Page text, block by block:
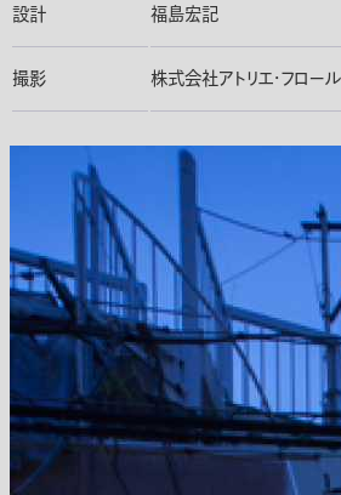
設計 福島宏記
撮影 株式会社アトリエ・フロール